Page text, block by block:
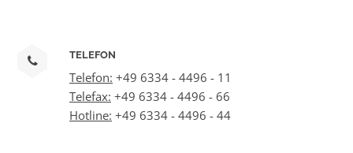
TELEFON
Telefon: +49 6334 - 4496 - 11
Telefax: +49 6334 - 4496 - 66
Hotline: +49 6334 - 4496 - 44